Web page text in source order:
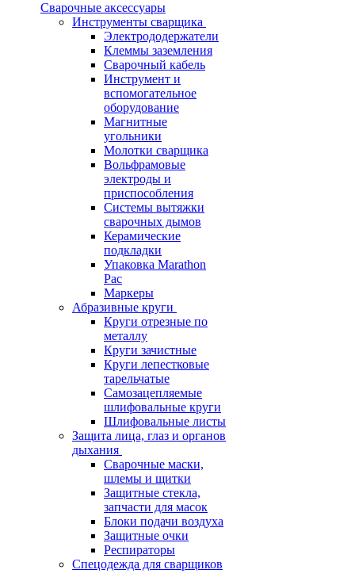
Сварочные аксессуары
Инструменты сварщика
Электрододержатели
Клеммы заземления
Сварочный кабель
Инструмент и
вспомогательное
оборудование
Магнитные
угольники
Молотки сварщика
Вольфрамовые
электроды и
приспособления
Системы вытяжки
сварочных дымов
Керамические
подкладки
Упаковка Marathon
Pac
Маркеры
Абразивные круги
Круги отрезные по
металлу
Круги зачистные
Круги лепестковые
тарельчатые
Самозацепляемые
шлифовальные круги
Шлифовальные листы
Защита лица, глаз и органов
дыхания
Сварочные маски,
шлемы и щитки
Защитные стекла,
запчасти для масок
Блоки подачи воздуха
Защитные очки
Респираторы
Спецодежда для сварщиков